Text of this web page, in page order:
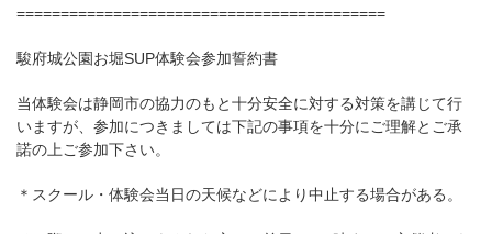
==========================================
駿府城公園お堀SUP体験会参加誓約書
当体験会は静岡市の協力のもと十分安全に対する対策を講じて行
いますが、参加につきましては下記の事項を十分にご理解とご承
諾の上ご参加下さい。
＊スクール・体験会当日の天候などにより中止する場合がある。